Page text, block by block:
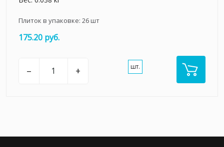
Плиток в упаковке: 26шт
175.20 руб.
– + шт.